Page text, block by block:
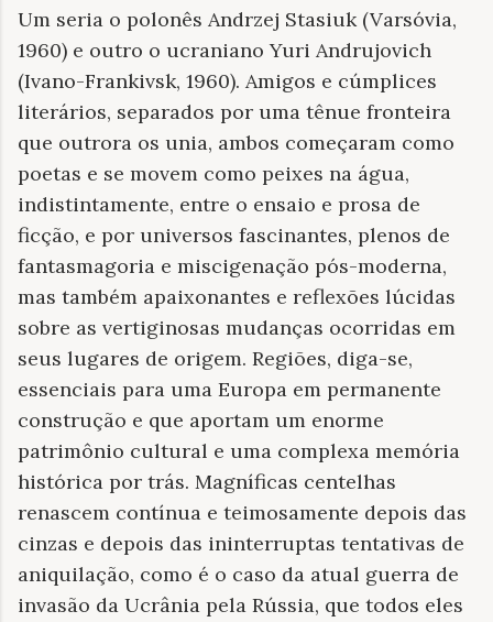
Um seria o polonês Andrzej Stasiuk (Varsóvia,
1960) e outro o ucraniano Yuri Andrujovich
(Ivano-Frankivsk, 1960). Amigos e cúmplices
literários, separados por uma tênue fronteira
que outrora os unia, ambos começaram como
poetas e se movem como peixes na água,
indistintamente, entre o ensaio e prosa de
ficção, e por universos fascinantes, plenos de
fantasmagoria e miscigenação pós-moderna,
mas também apaixonantes e reflexões lúcidas
sobre as vertiginosas mudanças ocorridas em
seus lugares de origem. Regiões, diga-se,
essenciais para uma Europa em permanente
construção e que aportam um enorme
patrimônio cultural e uma complexa memória
histórica por trás. Magníficas centelhas
renascem contínua e teimosamente depois das
cinzas e depois das ininterruptas tentativas de
aniquilação, como é o caso da atual guerra de
invasão da Ucrânia pela Rússia, que todos eles